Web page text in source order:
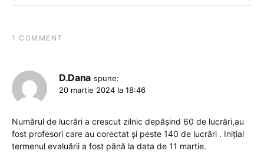
1 COMMENT
D.Dana spune:
20 martie 2024 la 18:46
Numărul de lucrări a crescut zilnic depășind 60 de lucrări,au
fost profesori care au corectat și peste 140 de lucrări . Inițial
termenul evaluării a fost până la data de 11 martie.